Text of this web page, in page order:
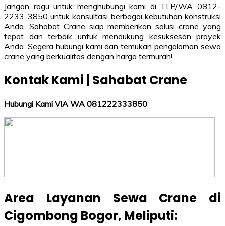
Jangan ragu untuk menghubungi kami di TLP/WA 0812-
2233-3850 untuk konsultasi berbagai kebutuhan konstruksi
Anda. Sahabat Crane siap memberikan solusi crane yang
tepat dan terbaik untuk mendukung kesuksesan proyek
Anda. Segera hubungi kami dan temukan pengalaman sewa
crane yang berkualitas dengan harga termurah!
Kontak Kami | Sahabat Crane
Hubungi Kami VIA WA 081222333850
Area Layanan Sewa Crane di
Cigombong Bogor, Meliputi: